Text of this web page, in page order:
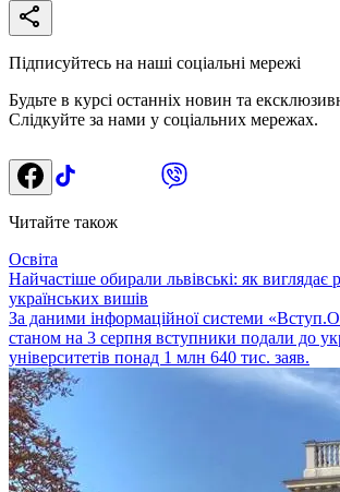
Підписуйтесь на наші соціальні мережі
Будьте в курсі останніх новин та
Слідкуйте за нами у соціальних мережах.
Читайте також
Освіта
Найчастіше обирали львівські: як виглядає
українських вишів
За даними інформаційної системи
станом на 3 серпня вступники подали до
університетів понад 1 млн 640 тис. заяв.